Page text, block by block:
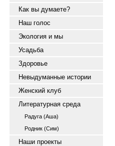
Как вы думаете?
Наш голос
Экология и мы
Усадьба
Здоровье
Невыдуманные истории
Женский клуб
Литературная среда
Радуга (Аша)
Родник (Сим)
Наши проекты